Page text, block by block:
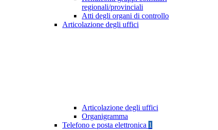
regionali/provinciali
Atti degli organi di controllo
Articolazione degli uffici
Articolazione degli uffici
Organigramma
Telefono e posta elettronica 1